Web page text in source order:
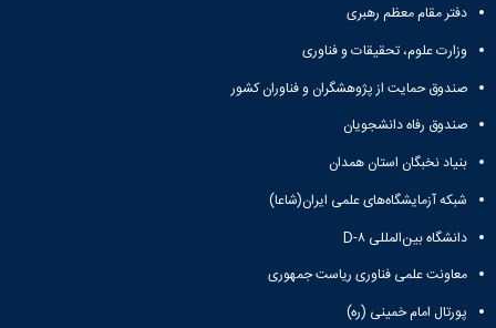
افتخارات
کسب
شده
کانونهای
اجتماعی
معرفی
کارشناسان
لیست
کانون
های
فعال
آئین
نام
آنلاین
انتخابات
انجمن
علمی
دانشجویی
فرم
های
نام
آنلاین
کانون
اعیاد
مختلف
بایگانی
سال
سال
1400
سال
1399
1398
دفتر مقام معظم رهبری
وزارت علوم، تحقیقات و فناوری
صندوق حمایت از پژوهشگران و فناوران کشور
صندوق رفاه دانشجویان
بنیاد نخبگان استان همدان
شبکه آزمایشگاه‌های علمی ایران(شاعا)
دانشگاه بین‌المللی D-۸
معاونت علمی فناوری ریاست جمهوری
پورتال امام خمینی (ره)